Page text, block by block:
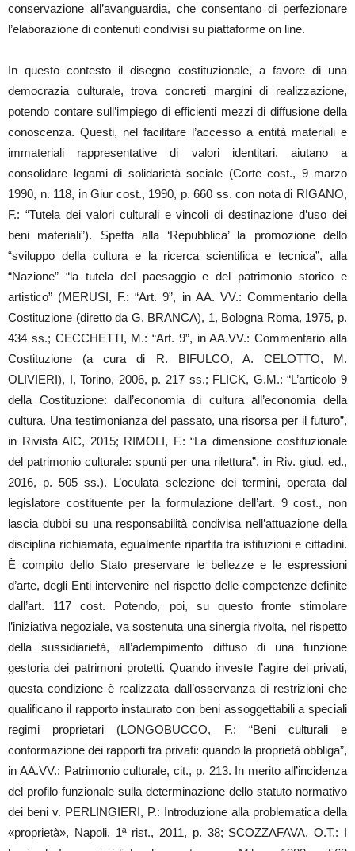
conservazione all’avanguardia, che consentano di perfezionare
l’elaborazione di contenuti condivisi su piattaforme on line.
In questo contesto il disegno costituzionale, a favore di una
democrazia culturale, trova concreti margini di realizzazione,
potendo contare sull’impiego di efficienti mezzi di diffusione della
conoscenza. Questi, nel facilitare l’accesso a entità materiali e
immateriali rappresentative di valori identitari, aiutano a
consolidare legami di solidarietà sociale (Corte cost., 9 marzo
1990, n. 118, in Giur cost., 1990, p. 660 ss. con nota di RIGANO,
F.: “Tutela dei valori culturali e vincoli di destinazione d’uso dei
beni materiali”). Spetta alla ‘Repubblica’ la promozione dello
“sviluppo della cultura e la ricerca scientifica e tecnica”, alla
“Nazione” “la tutela del paesaggio e del patrimonio storico e
artistico” (MERUSI, F.: “Art. 9”, in AA. VV.: Commentario della
Costituzione (diretto da G. BRANCA), 1, Bologna Roma, 1975, p.
434 ss.; CECCHETTI, M.: “Art. 9”, in AA.VV.: Commentario alla
Costituzione (a cura di R. BIFULCO, A. CELOTTO, M.
OLIVIERI), I, Torino, 2006, p. 217 ss.; FLICK, G.M.: “L’articolo 9
della Costituzione: dall’economia di cultura all’economia della
cultura. Una testimonianza del passato, una risorsa per il futuro”,
in Rivista AIC, 2015; RIMOLI, F.: “La dimensione costituzionale
del patrimonio culturale: spunti per una rilettura”, in Riv. giud. ed.,
2016, p. 505 ss.). L’oculata selezione dei termini, operata dal
legislatore costituente per la formulazione dell’art. 9 cost., non
lascia dubbi su una responsabilità condivisa nell’attuazione della
disciplina richiamata, egualmente ripartita tra istituzioni e cittadini.
È compito dello Stato preservare le bellezze e le espressioni
d’arte, degli Enti intervenire nel rispetto delle competenze definite
dall’art. 117 cost. Potendo, poi, su questo fronte stimolare
l’iniziativa negoziale, va sostenuta una sinergia rivolta, nel rispetto
della sussidiarietà, all’adempimento diffuso di una funzione
gestoria dei patrimoni protetti. Quando investe l’agire dei privati,
questa condizione è realizzata dall’osservanza di restrizioni che
qualificano il rapporto instaurato con beni assoggettabili a speciali
regimi proprietari (LONGOBUCCO, F.: “Beni culturali e
conformazione dei rapporti tra privati: quando la proprietà obbliga”,
in AA.VV.: Patrimonio culturale, cit., p. 213. In merito all’incidenza
del profilo funzionale sulla determinazione dello statuto normativo
dei beni v. PERLINGIERI, P.: Introduzione alla problematica della
«proprietà», Napoli, 1ª rist., 2011, p. 38; SCOZZAFAVA, O.T.: I